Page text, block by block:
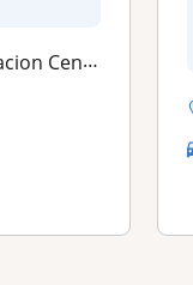
Providencia, S...